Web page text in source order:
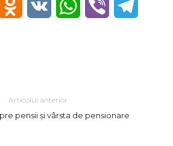
Odnoklassniki
VK WhatsApp
Viber
Articolul anterior
pensii și vârsta de pensionare